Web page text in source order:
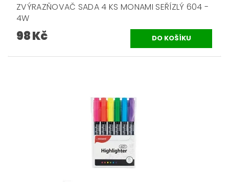
ZVÝRAZŇOVAČ SADA 4 KS MONAMI SEŘÍZLÝ 604 -
4W
98 Kč